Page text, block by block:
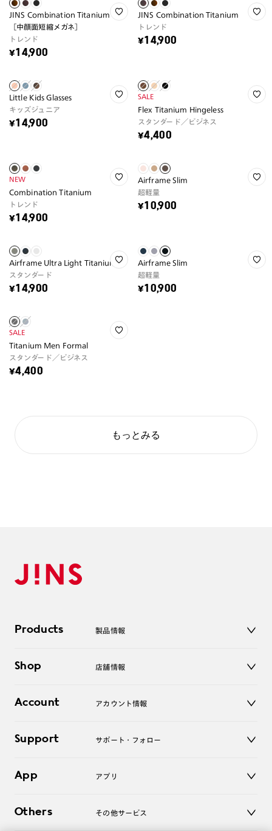
JINS Combination Titanium
［中顔面短縮メガネ］
トレンド
¥14,900
JINS Combination Titanium
トレンド
¥14,900
Little Kids Glasses
キッズジュニア
¥14,900
SALE
Flex Titanium Hingeless
スタンダード／ビジネス
¥4,400
NEW
Combination Titanium
トレンド
¥14,900
Airframe Slim
超軽量
¥10,900
Airframe Ultra Light Titanium
スタンダード
¥14,900
Airframe Slim
超軽量
¥10,900
SALE
Titanium Men Formal
スタンダード／ビジネス
¥4,400
もっとみる
Products 製品情報
サングラス
コンタクトレンズ
アクセサリー
Shop 店舗情報
オンラインショップ
Account アカウント情報
ログアウト
Support サポート・フォロー
よくあるご質問
お問い合わせ
App アプリ
Others その他サービス